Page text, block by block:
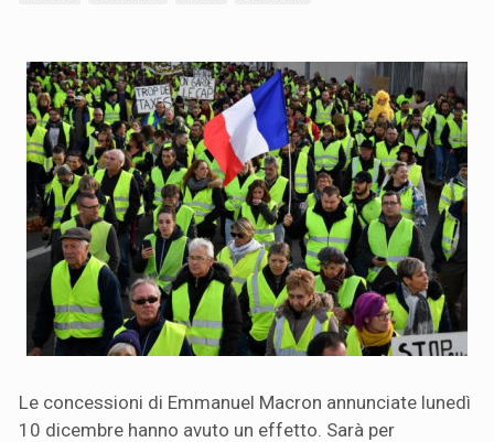
Le concessioni di Emmanuel Macron annunciate lunedì
10 dicembre hanno avuto un effetto. Sarà per